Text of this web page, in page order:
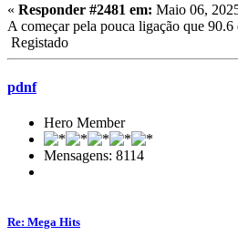
« Responder #2481 em: Maio 06,
A começar pela pouca ligação que
Registado
pdnf
Hero Member
Mensagens: 8114
Re: Mega Hits